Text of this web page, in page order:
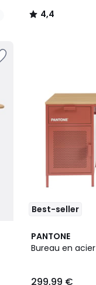
4,4
/
Best-seller
PANTONE
Bureau en acier
299,99 €
2
/
5
Couleurs